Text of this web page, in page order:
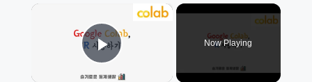
×
Play Video
Now Playing